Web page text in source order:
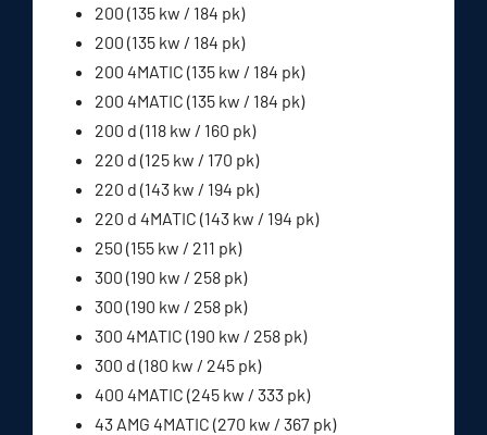
200 (135 kw / 184 pk)
200 (135 kw / 184 pk)
200 4MATIC (135 kw / 184 pk)
200 4MATIC (135 kw / 184 pk)
200 d (118 kw / 160 pk)
220 d (125 kw / 170 pk)
220 d (143 kw / 194 pk)
220 d 4MATIC (143 kw / 194 pk)
250 (155 kw / 211 pk)
300 (190 kw / 258 pk)
300 (190 kw / 258 pk)
300 4MATIC (190 kw / 258 pk)
300 d (180 kw / 245 pk)
400 4MATIC (245 kw / 333 pk)
43 AMG 4MATIC (270 kw / 367 pk)